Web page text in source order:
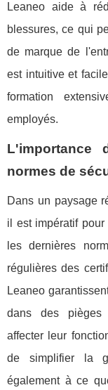
Leaneo aide à
blessures, ce qui
de marque de
est intuitive et
formation
employés.
normes de
Dans un paysage
il est impératif
les dernières
régulières des
Leaneo
dans des pièges
affecter leur
de simplifier la
également à ce